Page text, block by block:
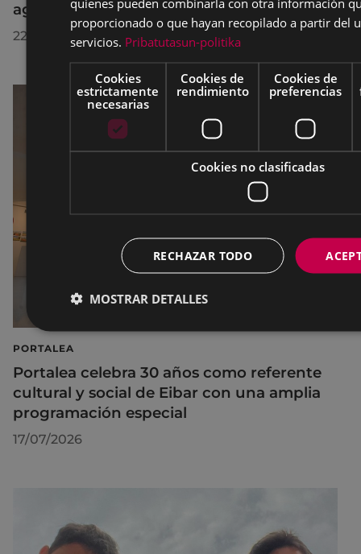
agosto
22/07/2026
PORTALEA
Portalea celebra 30 años como referente
cultural y social de Eibar con una amplia
programación especial
17/07/2026
proporcionado o que hayan recopilado a partir del
servicios. Pribatutasun-politika
Cookies
estrictamente
necesarias
Cookies de
rendimiento
Cookies de
preferencias
Cookies no clasificadas
RECHAZAR TODO
MOSTRAR DETALLES